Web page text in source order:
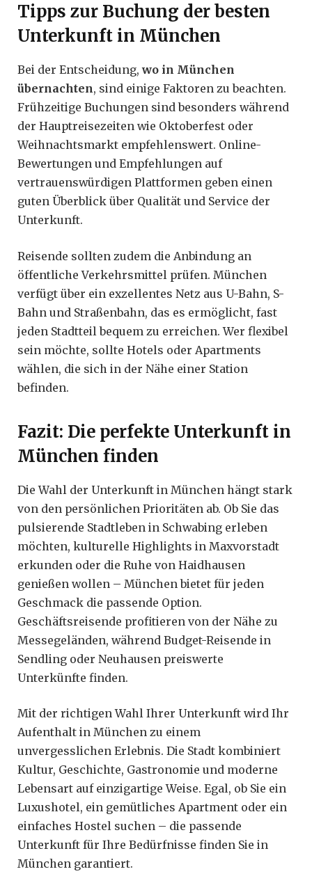
Tipps zur Buchung der besten
Unterkunft in München
Bei der Entscheidung,wo in München
übernachten, sind einige Faktoren zu beachten.
Frühzeitige Buchungen sind besonders während
der Hauptreisezeiten wie Oktoberfest oder
Weihnachtsmarkt empfehlenswert. Online-
Bewertungen und Empfehlungen auf
vertrauenswürdigen Plattformen geben einen
guten Überblick über Qualität und Service der
Unterkunft.
Reisende sollten zudem die Anbindung an
öffentliche Verkehrsmittel prüfen. München
verfügt über ein exzellentes Netz aus U-Bahn, S-
Bahn und Straßenbahn, das es ermöglicht, fast
jeden Stadtteil bequem zu erreichen. Wer flexibel
sein möchte, sollte Hotels oder Apartments
wählen, die sich in der Nähe einer Station
befinden.
Fazit: Die perfekte Unterkunft in
München finden
Die Wahl der Unterkunft in München hängt stark
von den persönlichen Prioritäten ab. Ob Sie das
pulsierende Stadtleben in Schwabing erleben
möchten, kulturelle Highlights in Maxvorstadt
erkunden oder die Ruhe von Haidhausen
genießen wollen – München bietet für jeden
Geschmack die passende Option.
Geschäftsreisende profitieren von der Nähe zu
Messegeländen, während Budget-Reisende in
Sendling oder Neuhausen preiswerte
Unterkünfte finden.
Mit der richtigen Wahl Ihrer Unterkunft wird Ihr
Aufenthalt in München zu einem
unvergesslichen Erlebnis. Die Stadt kombiniert
Kultur, Geschichte, Gastronomie und moderne
Lebensart auf einzigartige Weise. Egal, ob Sie ein
Luxushotel, ein gemütliches Apartment oder ein
einfaches Hostel suchen – die passende
Unterkunft für Ihre Bedürfnisse finden Sie in
München garantiert.